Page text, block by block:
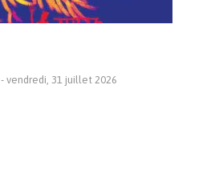
- vendredi, 31 juillet 2026